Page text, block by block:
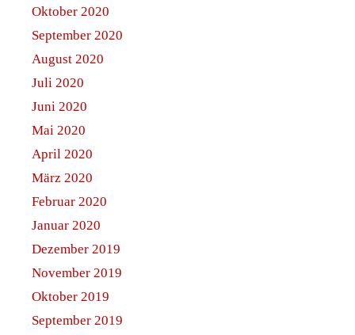
Oktober 2020
September 2020
August 2020
Juli 2020
Juni 2020
Mai 2020
April 2020
März 2020
Februar 2020
Januar 2020
Dezember 2019
November 2019
Oktober 2019
September 2019